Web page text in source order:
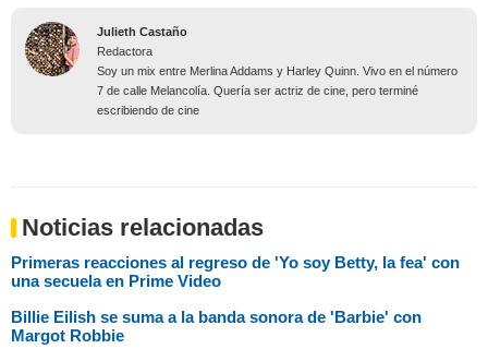
Julieth Castaño
Redactora
Soy un mix entre Merlina Addams y Harley Quinn. Vivo en el número
7 de calle Melancolía. Quería ser actriz de cine, pero terminé
escribiendo de cine
Noticias relacionadas
Primeras reacciones al regreso de 'Yo soy Betty, la fea' con
una secuela en Prime Video
Billie Eilish se suma a la banda sonora de 'Barbie' con
Margot Robbie